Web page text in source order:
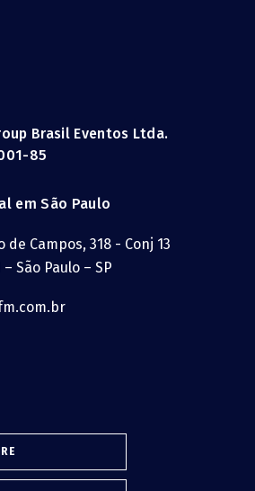
Brasil Eventos Ltda.
85
em São Paulo
Campos, 318 - Conj 13
São Paulo – SP